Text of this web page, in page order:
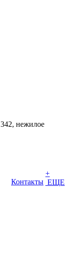
нежилое
Контакты
+
ЕЩЕ